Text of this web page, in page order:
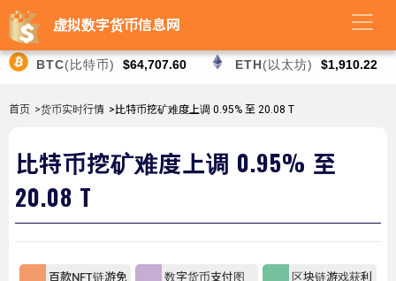
虚拟数字货币信息网
BTC(比特币) $64,707.60 ETH(以太坊) $1,910.22
首页 >货币实时行情 >比特币挖矿难度上调 0.95% 至 20.08 T
比特币挖矿难度上调 0.95% 至
20.08 T
百款NFT链游免
数字货币支付图
区块链游戏获利